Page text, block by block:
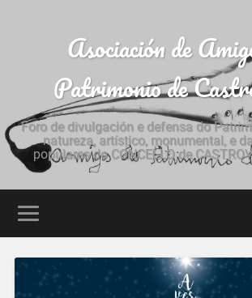
Asociación de
Patrimonio de
Foro de divulgación e defensa do
natureza, artístico, monumental, e
populares do CONCELLO de